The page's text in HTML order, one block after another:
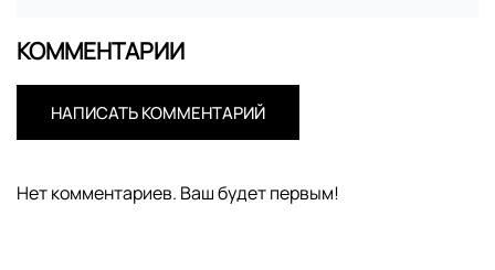
КОММЕНТАРИИ
НАПИСАТЬ КОММЕНТАРИЙ
Нет комментариев. Ваш будет первым!